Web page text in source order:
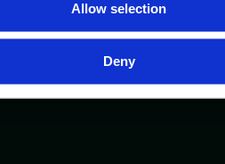
Allow selection
Deny